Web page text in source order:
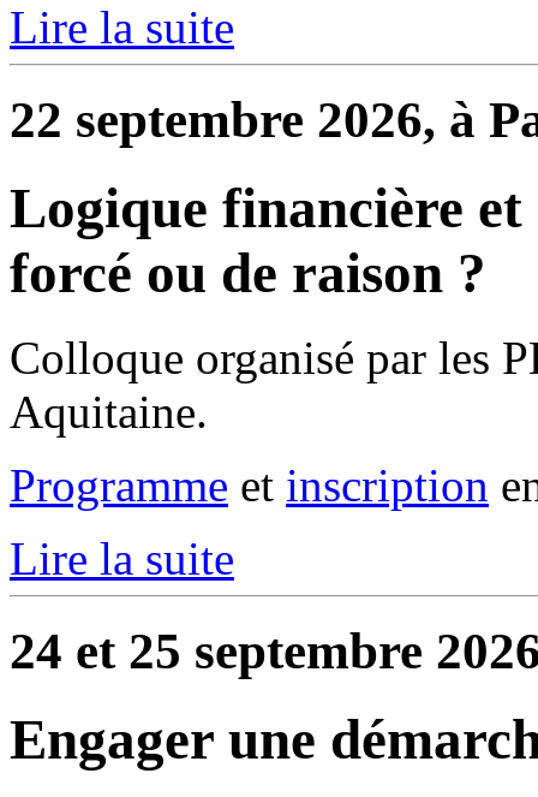
Lire la suite
22 septembre 2026, à
Logique financière
forcé ou de raison ?
Colloque organisé par les
Aquitaine.
Programme et inscription
Lire la suite
24 et 25 septembre
Engager une